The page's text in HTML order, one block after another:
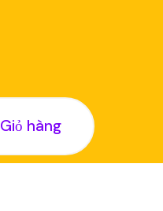
Giỏ hàng